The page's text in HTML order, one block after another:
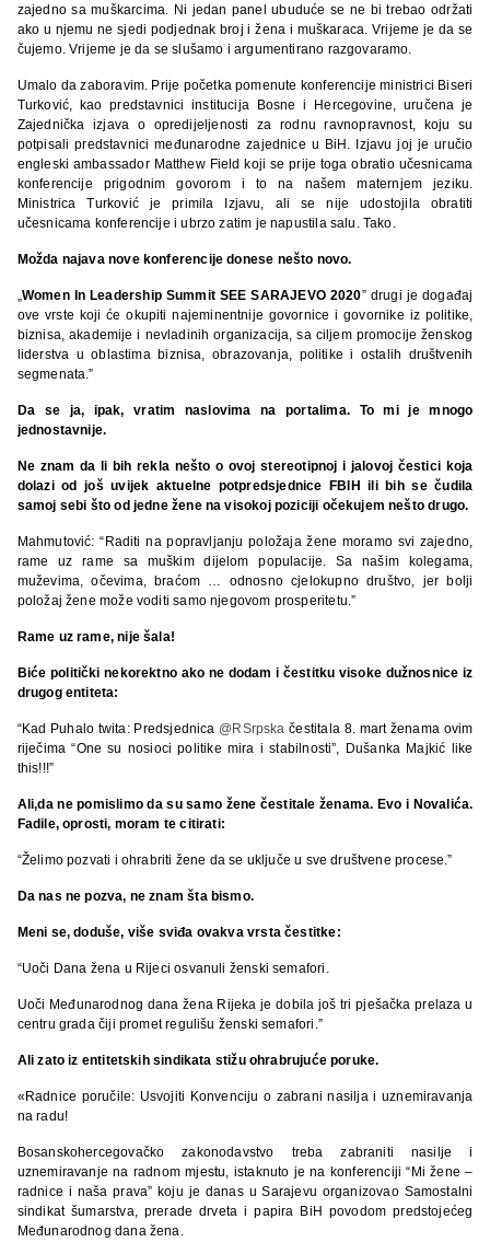
zajedno sa muškarcima. Ni jedan panel ubuduće se ne bi trebao održati
ako u njemu ne sjedi podjednak broj i žena i muškaraca. Vrijeme je da se
čujemo. Vrijeme je da se slušamo i argumentirano razgovaramo.
Umalo da zaboravim. Prije početka pomenute konferencije ministrici Biseri
Turković, kao predstavnici institucija Bosne i Hercegovine, uručena je
Zajednička izjava o opredijeljenosti za rodnu ravnopravnost, koju su
potpisali predstavnici međunarodne zajednice u BiH. Izjavu joj je uručio
engleski ambassador Matthew Field koji se prije toga obratio učesnicama
konferencije prigodnim govorom i to na našem maternjem jeziku.
Ministrica Turković je primila Izjavu, ali se nije udostojila obratiti
učesnicama konferencije i ubrzo zatim je napustila salu. Tako.
Možda najava nove konferencije donese nešto novo.
Women In Leadership Summit SEE SARAJEVO 2020” drugi je događaj
ove vrste koji će okupiti najeminentnije govornice i govornike iz politike,
biznisa, akademije i nevladinih organizacija, sa ciljem promocije ženskog
liderstva u oblastima biznisa, obrazovanja, politike i ostalih društvenih
segmenata.”
Da se ja, ipak, vratim naslovima na portalima. To mi je mnogo
jednostavnije.
Ne znam da li bih rekla nešto o ovoj stereotipnoj i jalovoj čestici koja
dolazi od još uvijek aktuelne potpredsjednice FBIH ili bih se čudila
samoj sebi što od jedne žene na visokoj poziciji očekujem nešto drugo.
Mahmutović: “Raditi na popravljanju položaja žene moramo svi zajedno,
rame uz rame sa muškim dijelom populacije. Sa našim kolegama,
muževima, očevima, braćom … odnosno cjelokupno društvo, jer bolji
položaj žene može voditi samo njegovom prosperitetu.”
Rame uz rame, nije šala!
Biće politički nekorektno ako ne dodam i čestitku visoke dužnosnice iz
drugog entiteta:
“Kad Puhalo twita: Predsjednica @RSrpska čestitala 8. mart ženama ovim
riječima “One su nosioci politike mira i stabilnosti”, Dušanka Majkić like
this!!!”
Ali,da ne pomislimo da su samo žene čestitale ženama. Evo i Novalića.
Fadile, oprosti, moram te citirati:
“Želimo pozvati i ohrabriti žene da se uključe u sve društvene procese.”
Da nas ne pozva, ne znam šta bismo.
Meni se, doduše, više sviđa ovakva vrsta čestitke:
“Uoči Dana žena u Rijeci osvanuli ženski semafori.
Uoči Međunarodnog dana žena Rijeka je dobila još tri pješačka prelaza u
centru grada čiji promet regulišu ženski semafori.”
Ali zato iz entitetskih sindikata stižu ohrabrujuće poruke.
«Radnice poručile: Usvojiti Konvenciju o zabrani nasilja i uznemiravanja
na radu!
Bosanskohercegovačko zakonodavstvo treba zabraniti nasilje i
uznemiravanje na radnom mjestu, istaknuto je na konferenciji “Mi žene –
radnice i naša prava” koju je danas u Sarajevu organizovao Samostalni
sindikat šumarstva, prerade drveta i papira BiH povodom predstojećeg
Međunarodnog dana žena.